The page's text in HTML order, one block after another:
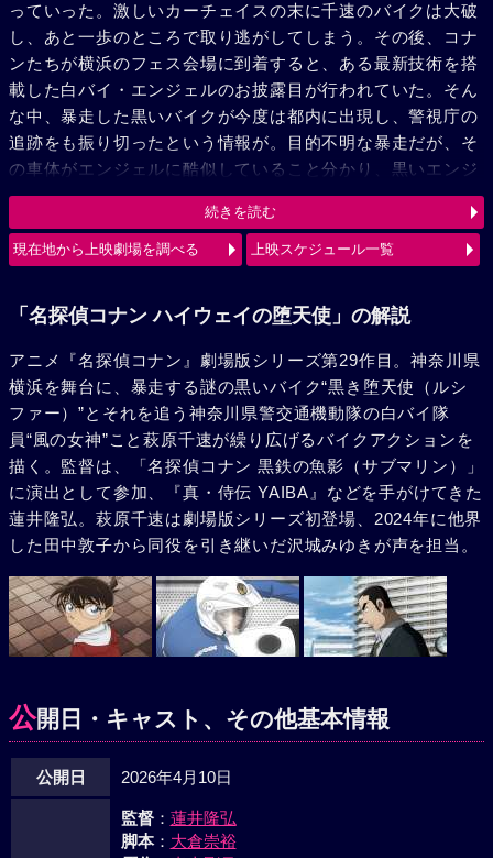
っていった。激しいカーチェイスの末に千速のバイクは大破
し、あと一歩のところで取り逃がしてしまう。その後、コナ
ンたちが横浜のフェス会場に到着すると、ある最新技術を搭
載した白バイ・エンジェルのお披露目が行われていた。そん
な中、暴走した黒いバイクが今度は都内に出現し、警視庁の
追跡をも振り切ったという情報が。目的不明な暴走だが、そ
の車体がエンジェルに酷似していること分かり、黒いエンジ
ェル“ルシファー”と呼び、追跡を続ける。弟の萩原研二（声:
三木眞一郎）とその同期・松田陣平（声:神奈延年）との記憶
が脳裏によぎる千速。風の女神（エンジェル）VS 黒き堕天
続きを読む
現在地から上映劇場を調べる 上映スケジュール一覧
「名探偵コナン ハイウェイの堕天使」の解説
アニメ『名探偵コナン』劇場版シリーズ第29作目。神奈川県
横浜を舞台に、暴走する謎の黒いバイク“黒き堕天使（ルシ
ファー）”とそれを追う神奈川県警交通機動隊の白バイ隊
員“風の女神”こと萩原千速が繰り広げるバイクアクションを
描く。監督は、「名探偵コナン 黒鉄の魚影（サブマリン）」
に演出として参加、『真・侍伝 YAIBA』などを手がけてきた
蓮井隆弘。萩原千速は劇場版シリーズ初登場、2024年に他界
した田中敦子から同役を引き継いだ沢城みゆきが声を担当。
公開日・キャスト、その他基本情報
公開日 2026年4月10日
監督：蓮井隆弘
脚本：大倉崇裕